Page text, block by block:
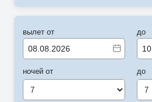
вылет от
ночей от
7
до
до
7